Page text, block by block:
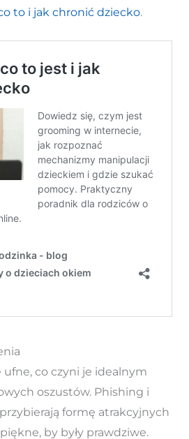
to i jak chronić dziecko.
ufne, co czyni je idealnym
oszustów. Phishing i
formę atrakcyjnych
by były prawdziwe.